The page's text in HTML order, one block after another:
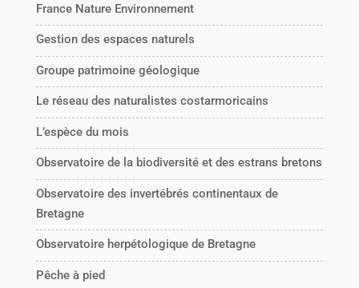
France Nature Environnement
Gestion des espaces naturels
Groupe patrimoine géologique
Le réseau des naturalistes costarmoricains
L’espèce du mois
Observatoire de la biodiversité et des estrans bretons
Observatoire des invertébrés continentaux de
Bretagne
Observatoire herpétologique de Bretagne
Pêche à pied